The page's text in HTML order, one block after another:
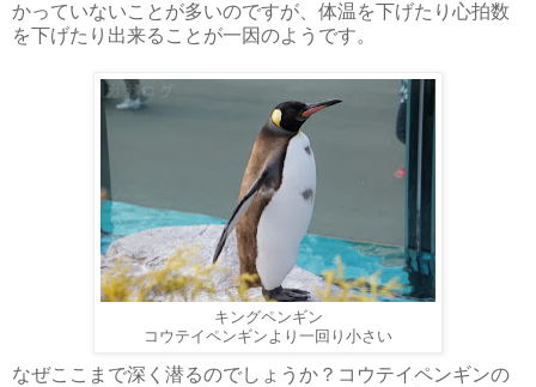
かっていないことが多いのですが、体温を下げたり心拍数
を下げたり出来ることが一因のようです。
キングペンギン
コウテイペンギンより一回り小さい
なぜここまで深く潜るのでしょうか？コウテイペンギンの